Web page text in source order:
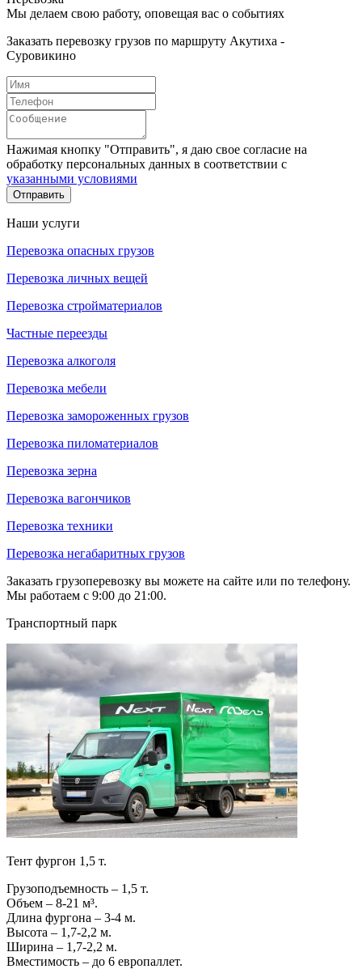
Мы делаем свою работу, оповещая вас о событиях
Заказать перевозку грузов по маршруту Акутиха -
Суровикино
Нажимая кнопку "Отправить", я даю свое согласие на
обработку персональных данных в соответствии с
указанными условиями
Отправить
Наши услуги
Перевозка опасных грузов
Перевозка личных вещей
Перевозка стройматериалов
Частные переезды
Перевозка алкоголя
Перевозка мебели
Перевозка замороженных грузов
Перевозка пиломатериалов
Перевозка зерна
Перевозка вагончиков
Перевозка техники
Перевозка негабаритных грузов
Заказать грузоперевозку вы можете на сайте или по телефону.
Мы работаем с 9:00 до 21:00.
Транспортный парк
Тент фургон 1,5 т.
Грузоподъемность – 1,5 т.
Объем – 8-21 м³.
Длина фургона – 3-4 м.
Высота – 1,7-2,2 м.
Ширина – 1,7-2,2 м.
Вместимость – до 6 европаллет.